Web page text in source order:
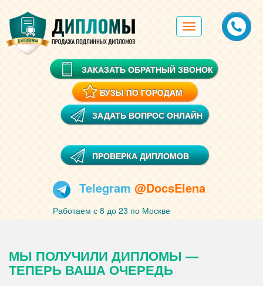
Toggle
navigation
ЗАКАЗАТЬ ОБРАТНЫЙ ЗВОНОК
ВУЗЫ ПО ГОРОДАМ
ЗАДАТЬ ВОПРОС ОНЛАЙН
ПРОВЕРКА ДИПЛОМОВ
Telegram @DocsElena
Работаем с 8 до 23 по Москве
МЫ ПОЛУЧИЛИ ДИПЛОМЫ —
ТЕПЕРЬ ВАША ОЧЕРЕДЬ